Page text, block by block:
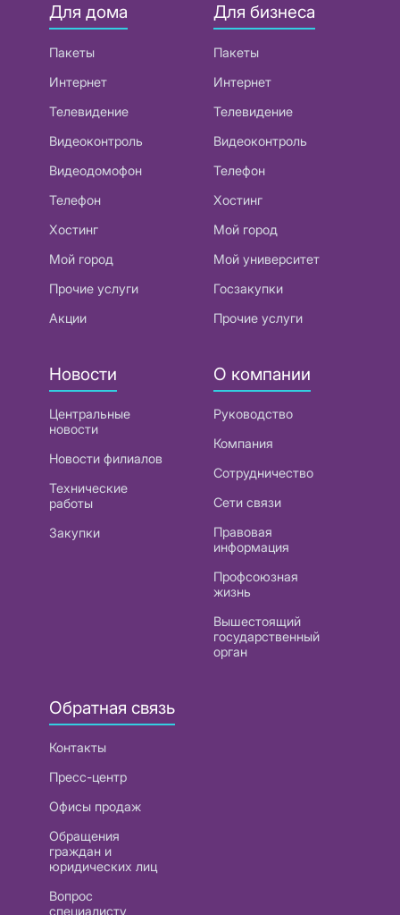
Для дома
Пакеты
Интернет
Телевидение
Видеоконтроль
Видеодомофон
Телефон
Хостинг
Мой город
Прочие услуги
Акции
Для бизнеса
Пакеты
Интернет
Телевидение
Видеоконтроль
Телефон
Хостинг
Мой город
Мой университет
Госзакупки
Прочие услуги
Новости
Центральные
новости
Новости филиалов
Технические
работы
Закупки
О компании
Руководство
Компания
Сотрудничество
Сети связи
Правовая
информация
Профсоюзная
жизнь
Вышестоящий
государственный
орган
Обратная связь
Контакты
Пресс-центр
Офисы продаж
Обращения
граждан и
юридических лиц
Вопрос
специалисту